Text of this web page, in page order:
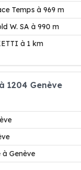
Temps à 969 m
W. SA à 990 m
à 1 km
1204 Genève
à Genève